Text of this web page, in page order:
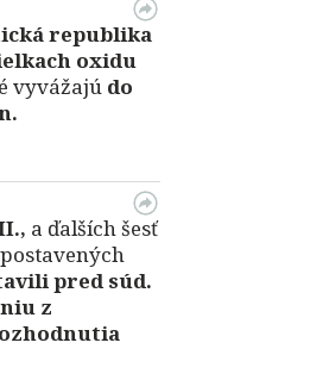
republika
oxidu
vyvážajú do
a ďalších šesť
pred súd.
z